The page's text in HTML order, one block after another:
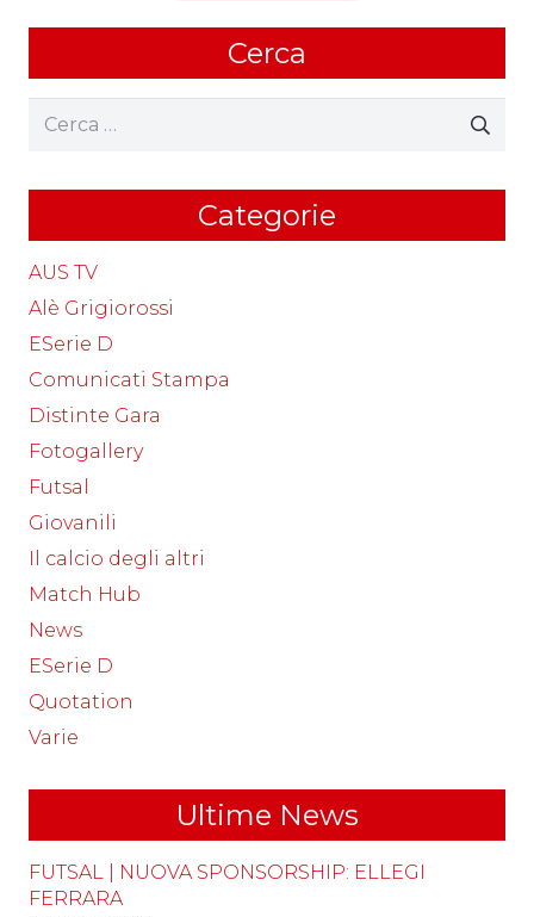
Cerca
Ricerca
Categorie
AUS TV
Alè Grigiorossi
ESerie D
Comunicati Stampa
Distinte Gara
Fotogallery
Futsal
Giovanili
Il calcio degli altri
Match Hub
News
ESerie D
Quotation
Varie
Ultime News
FUTSAL | NUOVA SPONSORSHIP: ELLEGI
FERRARA